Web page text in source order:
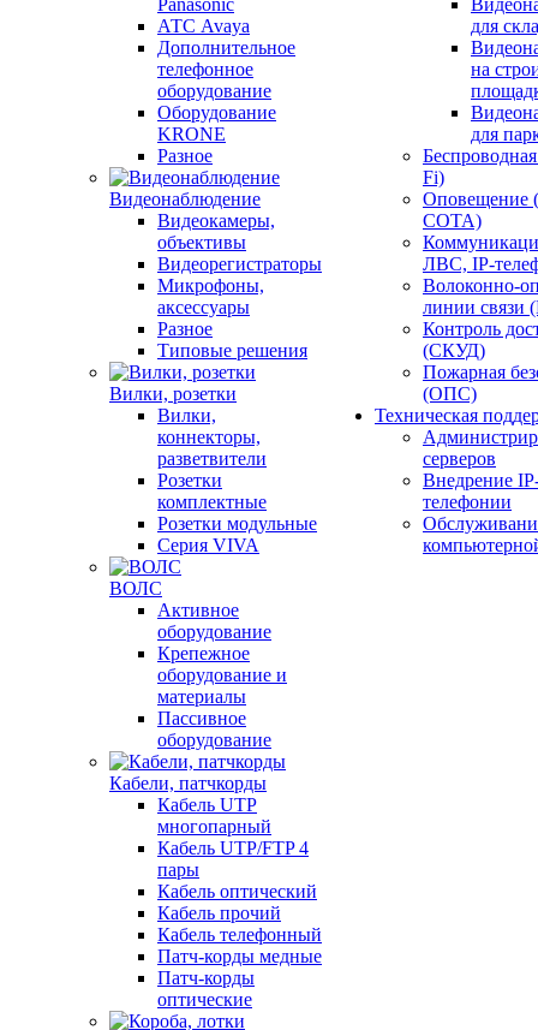
Panasonic
АТС Avaya
Дополнительное
телефонное
оборудование
Оборудование
KRONE
Разное
Видеонаблюдение
Видеокамеры,
объективы
Видеорегистраторы
Микрофоны,
аксессуары
Разное
Типовые решения
Вилки, розетки
Вилки,
коннекторы,
разветвители
Розетки
комплектные
Розетки модульные
Серия VIVA
ВОЛС
Активное
оборудование
Крепежное
оборудование и
материалы
Пассивное
оборудование
Кабели, патчкорды
Кабель UTP
многопарный
Кабель UTP/FTP 4
пары
Кабель оптический
Кабель прочий
Кабель телефонный
Патч-корды медные
Патч-корды
оптические
для
на
для
Fi)
СОТА)
ЛВС, IP-
Волоконно-
линии
Контроль
(СКУД)
Пожарная
(ОПС)
Техническая
серверов
Внедрение
телефонии